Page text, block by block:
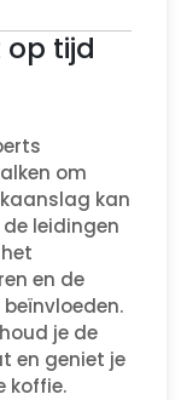
tijd
om
kan
leidingen
en de
je de
en geniet je
koffie.